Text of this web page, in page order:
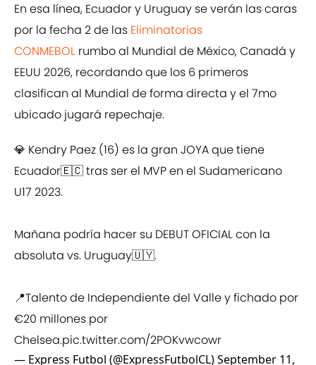
En esa línea, Ecuador y Uruguay se verán las caras
por la fecha 2 de las Eliminatorias
CONMEBOL rumbo al Mundial de México, Canadá y
EEUU 2026, recordando que los 6 primeros
clasifican al Mundial de forma directa y el 7mo
ubicado jugará repechaje.
💎 Kendry Paez (16) es la gran JOYA que tiene
Ecuador🇪🇨 tras ser el MVP en el Sudamericano
U17 2023.
Mañana podría hacer su DEBUT OFICIAL con la
absoluta vs. Uruguay🇺🇾.
📍Talento de Independiente del Valle y fichado por
€20 millones por
Chelsea.pic.twitter.com/2POKvwcowr
— Express Futbol (@ExpressFutbolCL)September 11,